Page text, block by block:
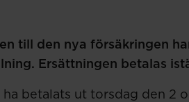
till den nya försäkringen
Ersättningen betalas
ha betalats ut torsdag den 2